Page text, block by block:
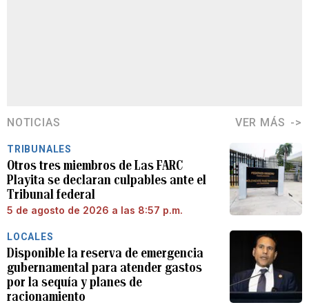
NOTICIAS VER MÁS
TRIBUNALES
Otros tres miembros de Las FARC
Playita se declaran culpables ante el
Tribunal federal
5 de agosto de 2026 a las 8:57 p.m.
LOCALES
Disponible la reserva de emergencia
gubernamental para atender gastos
por la sequía y planes de
racionamiento